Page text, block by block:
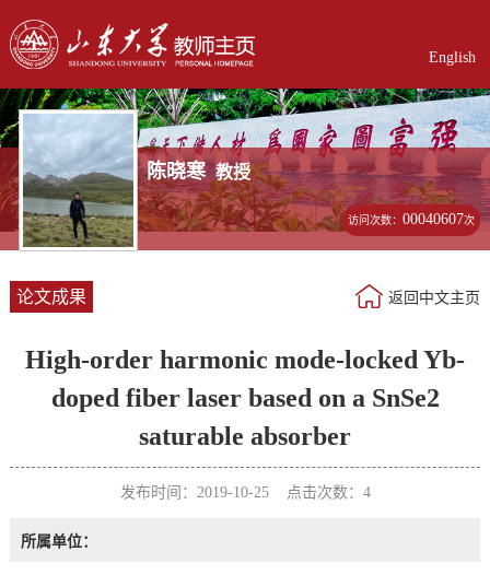
English
陈晓寒 教授
访问次数：00040607次
论文成果 返回中文主页
High-order harmonic mode-locked Yb-
doped fiber laser based on a SnSe2
saturable absorber
发布时间：2019-10-25 点击次数： 4
所属单位：